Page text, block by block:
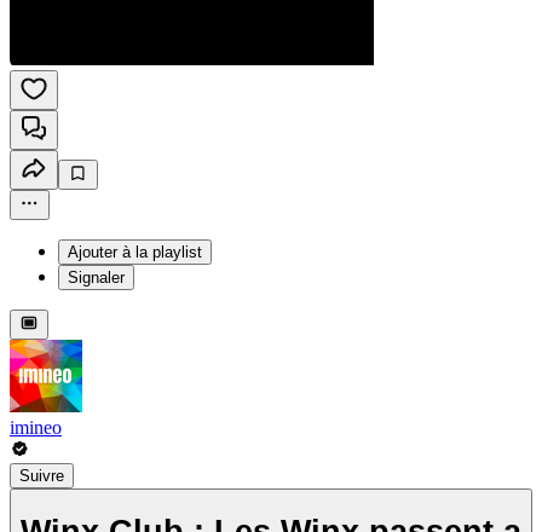
Ajouter à la playlist
Signaler
imineo
Suivre